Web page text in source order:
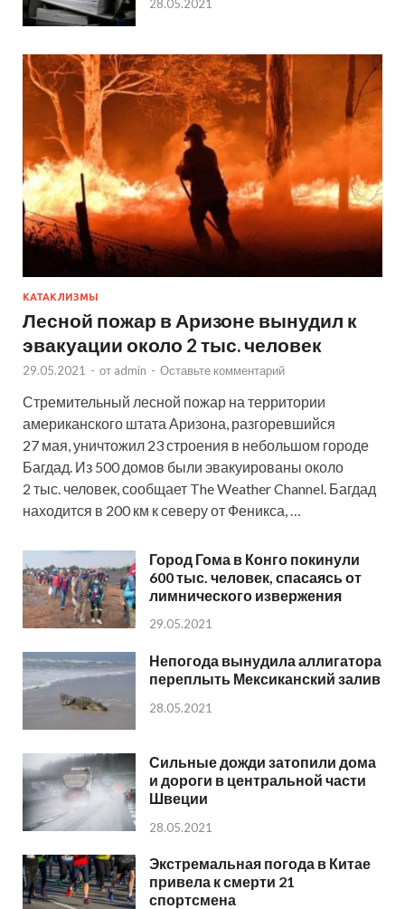
28.05.2021
КАТАКЛИЗМЫ
Лесной пожар в Аризоне вынудил к
эвакуации около 2 тыс. человек
29.05.2021 - от admin - Оставьте комментарий
Стремительный лесной пожар на территории
американского штата Аризона, разгоревшийся
27 мая, уничтожил 23 строения в небольшом городе
Багдад. Из 500 домов были эвакуированы около
2 тыс. человек, сообщает The Weather Channel. Багдад
находится в 200 км к северу от Феникса, …
Город Гома в Конго покинули
600 тыс. человек, спасаясь от
лимнического извержения
29.05.2021
Непогода вынудила аллигатора
переплыть Мексиканский залив
28.05.2021
Сильные дожди затопили дома
и дороги в центральной части
Швеции
28.05.2021
Экстремальная погода в Китае
привела к смерти 21
спортсмена